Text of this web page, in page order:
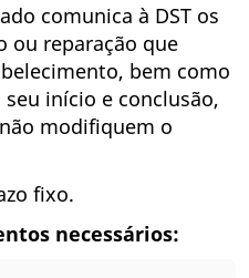
comunica à DST os
ou reparação que
bem como
início e conclusão,
modifiquem o
fixo.
necessários: